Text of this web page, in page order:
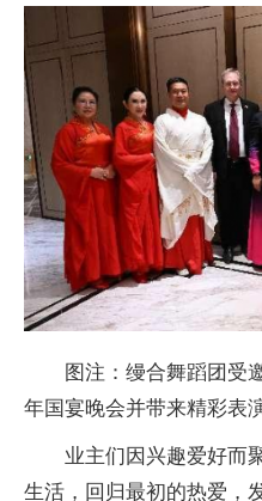
图注：缦合舞蹈团受
年国宴晚会并带来精彩表
业主们因兴趣爱好而
生活，回归最初的热爱，